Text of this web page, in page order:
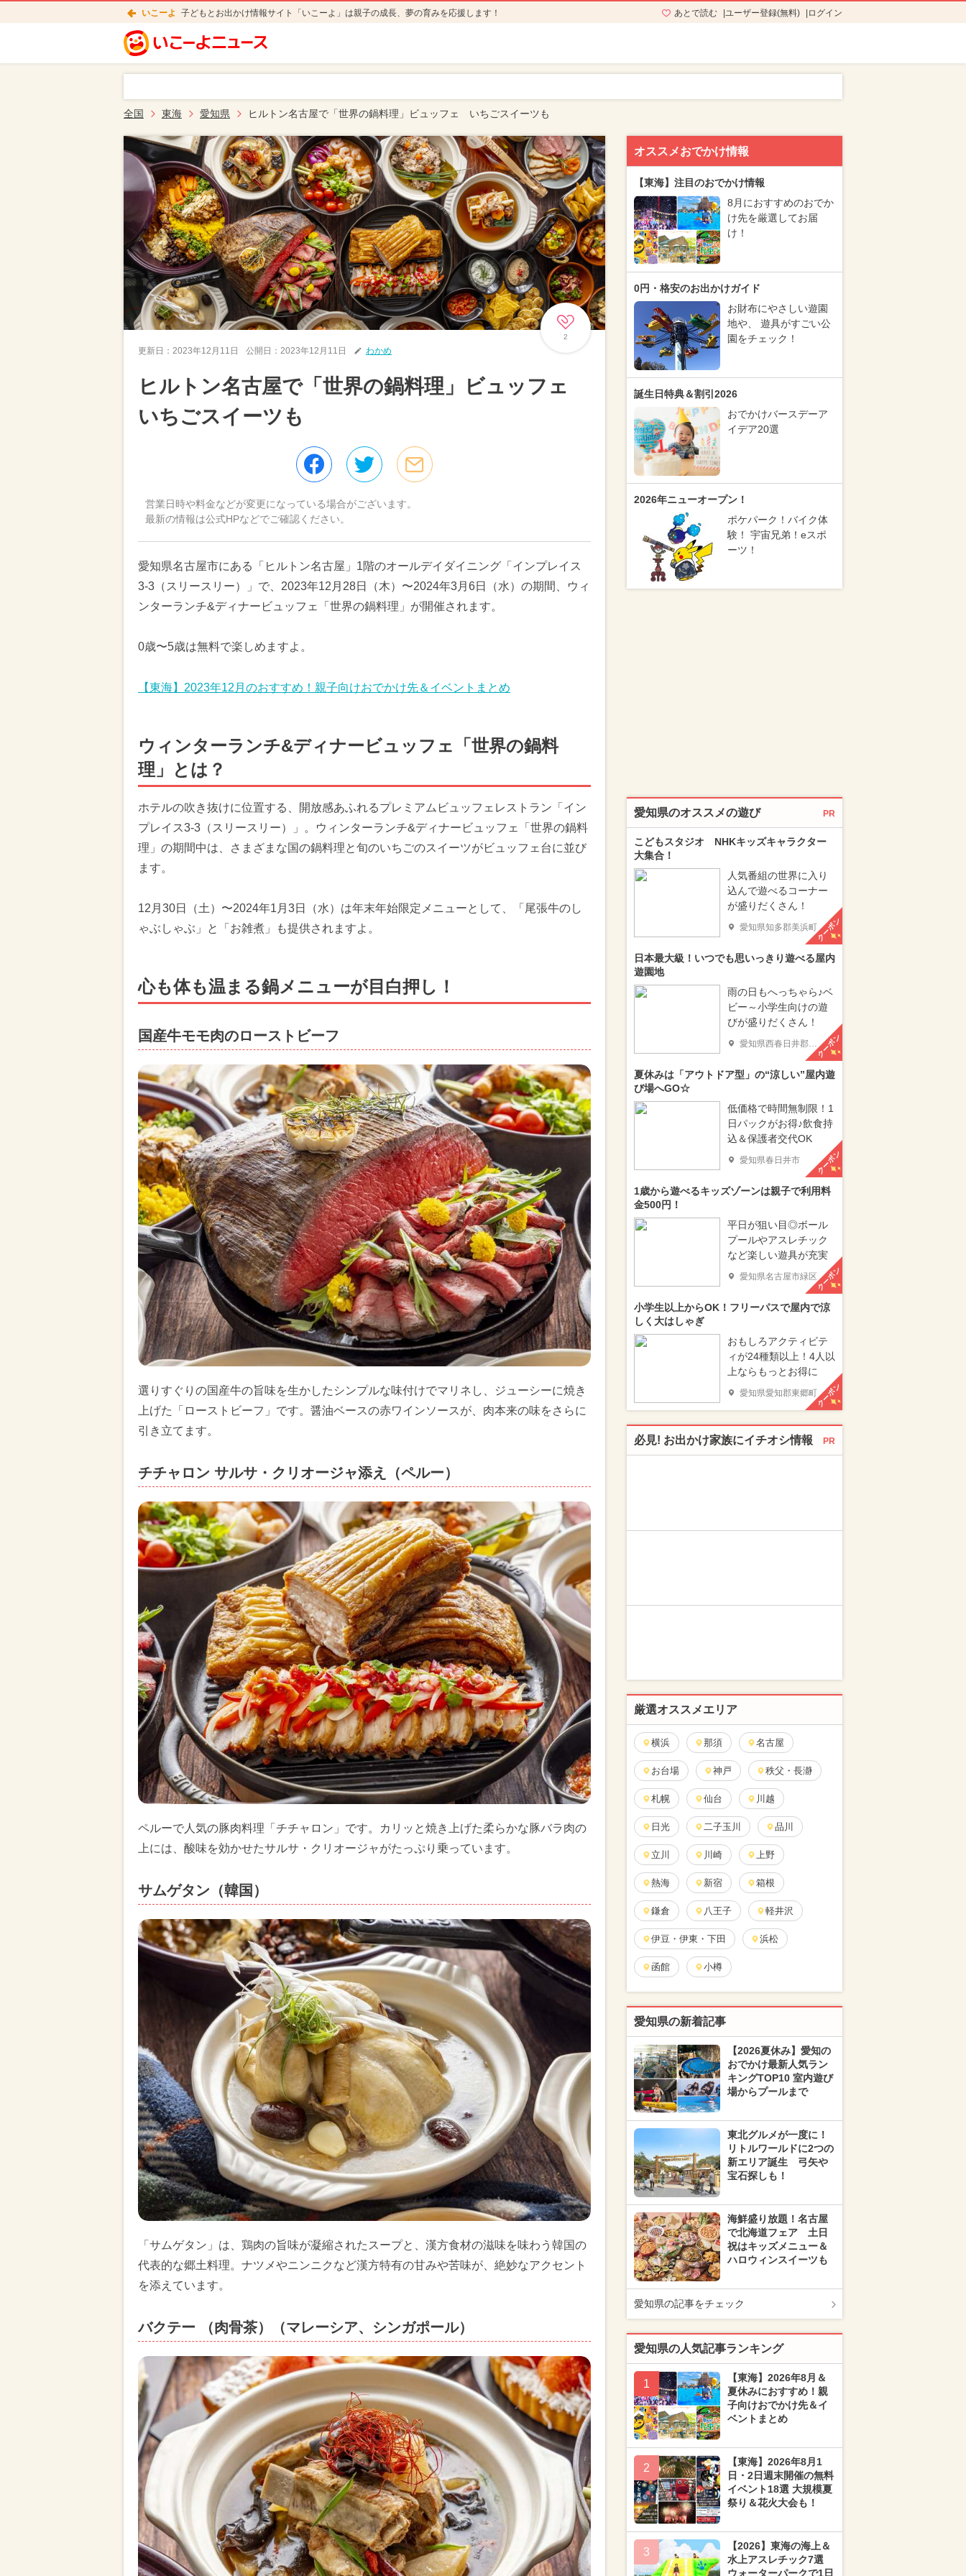
いこーよ 子どもとお出かけ情報サイト「いこーよ」は親子の成長、夢の育みを応援します！ あとで読む ユーザー登録(無料) ログイン
全国 東海 愛知県 ヒルトン名古屋で「世界の鍋料理」ビュッフェ いちごスイーツも
2
更新日： 2023年12月11日 公開日： 2023年12月11日 わかめ
ヒルトン名古屋で「世界の鍋料理」ビュッフェ
いちごスイーツも
営業日時や料金などが変更になっている場合がございます。
最新の情報は公式HPなどでご確認ください。
愛知県名古屋市にある「ヒルトン名古屋」1階のオールデイダイニング「インプレイス
3-3（スリースリー）」で、2023年12月28日（木）〜2024年3月6日（水）の期間、ウィ
ンターランチ&ディナービュッフェ「世界の鍋料理」が開催されます。
0歳〜5歳は無料で楽しめますよ。
【東海】2023年12月のおすすめ！親子向けおでかけ先＆イベントまとめ
ウィンターランチ&ディナービュッフェ「世界の鍋料
理」とは？
ホテルの吹き抜けに位置する、開放感あふれるプレミアムビュッフェレストラン「イン
プレイス3-3（スリースリー）」。ウィンターランチ&ディナービュッフェ「世界の鍋料
理」の期間中は、さまざまな国の鍋料理と旬のいちごのスイーツがビュッフェ台に並び
ます。
12月30日（土）〜2024年1月3日（水）は年末年始限定メニューとして、「尾張牛のし
ゃぶしゃぶ」と「お雑煮」も提供されますよ。
心も体も温まる鍋メニューが目白押し！
国産牛モモ肉のローストビーフ
選りすぐりの国産牛の旨味を生かしたシンプルな味付けでマリネし、ジューシーに焼き
上げた「ローストビーフ」です。醤油ベースの赤ワインソースが、肉本来の味をさらに
引き立てます。
チチャロン サルサ・クリオージャ添え（ペルー）
ペルーで人気の豚肉料理「チチャロン」です。カリッと焼き上げた柔らかな豚バラ肉の
上には、酸味を効かせたサルサ・クリオージャがたっぷり乗っています。
サムゲタン（韓国）
「サムゲタン」は、鶏肉の旨味が凝縮されたスープと、漢方食材の滋味を味わう韓国の
代表的な郷土料理。ナツメやニンニクなど漢方特有の甘みや苦味が、絶妙なアクセント
を添えています。
バクテー （肉骨茶）（マレーシア、シンガポール）
オススメおでかけ情報
【東海】注目のおでかけ情報
8月におすすめのおでか
け先を厳選してお届
け！
0円・格安のお出かけガイド
お財布にやさしい遊園
地や、 遊具がすごい公
園をチェック！
誕生日特典＆割引2026
おでかけバースデーア
イデア20選
2026年ニューオープン！
ポケパーク！バイク体
験！ 宇宙兄弟！eスポ
ーツ！
愛知県のオススメの遊び PR
こどもスタジオ NHKキッズキャラクター
大集合！
人気番組の世界に入り
込んで遊べるコーナー
が盛りだくさん！
愛知県知多郡美浜町クーポン
日本最大級！いつでも思いっきり遊べる屋内
遊園地
雨の日もへっちゃら♪ベ
ビー～小学生向けの遊
びが盛りだくさん！
愛知県西春日井郡豊山町 クーポン
夏休みは「アウトドア型」の“涼しい”屋内遊
び場へGO☆
低価格で時間無制限！1
日パックがお得♪飲食持
込＆保護者交代OK
愛知県春日井市 クーポン
1歳から遊べるキッズゾーンは親子で利用料
金500円！
平日が狙い目◎ボール
プールやアスレチック
など楽しい遊具が充実
愛知県名古屋市緑区クーポン
小学生以上からOK！フリーパスで屋内で涼
しく大はしゃぎ
おもしろアクティビテ
ィが24種類以上！4人以
上ならもっとお得に
愛知県愛知郡東郷町クーポン
必見! お出かけ家族にイチオシ情報 PR
厳選オススメエリア
横浜 那須 名古屋
お台場 神戸 秩父・長瀞
札幌 仙台 川越
日光 二子玉川 品川
立川 川崎 上野
熱海 新宿 箱根
鎌倉 八王子 軽井沢
伊豆・伊東・下田 浜松
函館 小樽
愛知県の新着記事
【2026夏休み】愛知の
おでかけ最新人気ラン
キングTOP10 室内遊び
場からプールまで
東北グルメが一度に！
リトルワールドに2つの
新エリア誕生 弓矢や
宝石探しも！
海鮮盛り放題！名古屋
で北海道フェア 土日
祝はキッズメニュー＆
ハロウィンスイーツも
愛知県の記事をチェック
愛知県の人気記事ランキング
1
【東海】2026年8月＆
夏休みにおすすめ！親
子向けおでかけ先＆イ
ベントまとめ
2
【東海】2026年8月1
日・2日週末開催の無料
イベント18選 大規模夏
祭り＆花火大会も！
3
【2026】東海の海上＆
水上アスレチック7選
ウォーターパークで1日